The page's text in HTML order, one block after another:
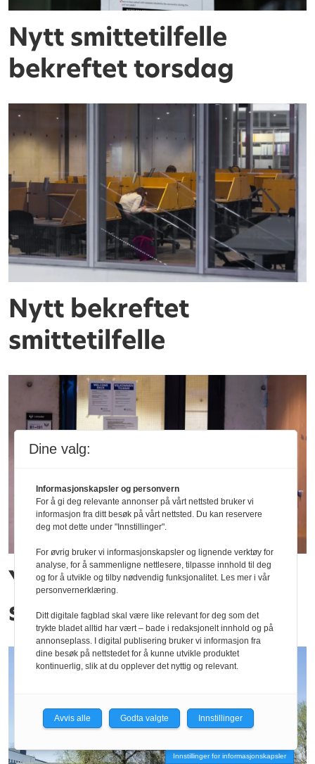
Nytt smittetilfelle
bekreftet torsdag
Nytt bekreftet
smittetilfelle
Ytterligere to
smittetilfeller
Innstillinger for informasjonskapsler
Dine valg:
Informasjonskapsler og personvern
For å gi deg relevante annonser på vårt nettsted bruker vi
informasjon fra ditt besøk på vårt nettsted. Du kan reservere
deg mot dette under "Innstillinger".
For øvrig bruker vi informasjonskapsler og lignende verktøy for
analyse, for å sammenligne nettlesere, tilpasse innhold til deg
og for å utvikle og tilby nødvendig funksjonalitet. Les mer i vår
personvernerklæring.
Ditt digitale fagblad skal være like relevant for deg som det
trykte bladet alltid har vært – bade i redaksjonelt innhold og på
annonseplass. I digital publisering bruker vi informasjon fra
dine besøk på nettstedet for å kunne utvikle produktet
kontinuerlig, slik at du opplever det nyttig og relevant.
Avvis alle Godta valgte Innstillinger